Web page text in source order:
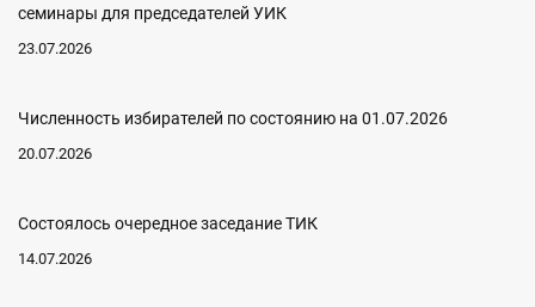
семинары для председателей УИК
23.07.2026
Численность избирателей по состоянию на 01.07.2026
20.07.2026
Состоялось очередное заседание ТИК
14.07.2026